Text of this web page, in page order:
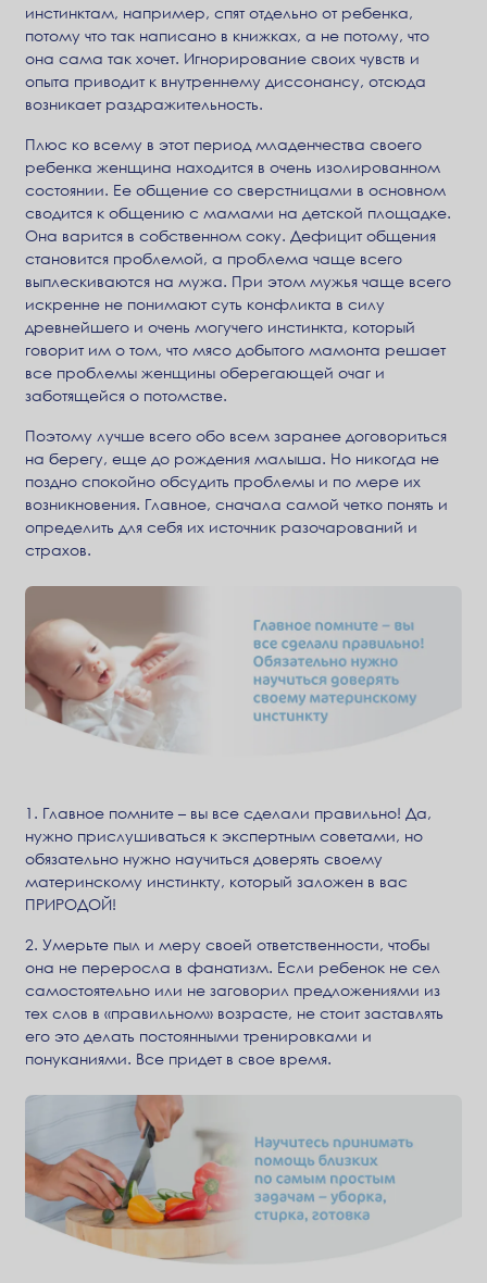
инстинктам, например, спят отдельно от ребенка,
потому что так написано в книжках, а не потому, что
она сама так хочет. Игнорирование своих чувств и
опыта приводит к внутреннему диссонансу, отсюда
возникает раздражительность.
Плюс ко всему в этот период младенчества своего
ребенка женщина находится в очень изолированном
состоянии. Ее общение со сверстницами в основном
сводится к общению с мамами на детской площадке.
Она варится в собственном соку. Дефицит общения
становится проблемой, а проблема чаще всего
выплескиваются на мужа. При этом мужья чаще всего
искренне не понимают суть конфликта в силу
древнейшего и очень могучего инстинкта, который
говорит им о том, что мясо добытого мамонта решает
все проблемы женщины оберегающей очаг и
заботящейся о потомстве.
Поэтому лучше всего обо всем заранее договориться
на берегу, еще до рождения малыша. Но никогда не
поздно спокойно обсудить проблемы и по мере их
возникновения. Главное, сначала самой четко понять и
определить для себя их источник разочарований и
страхов.
1. Главное помните – вы все сделали правильно! Да,
нужно прислушиваться к экспертным советами, но
обязательно нужно научиться доверять своему
материнскому инстинкту, который заложен в вас
ПРИРОДОЙ!
2. Умерьте пыл и меру своей ответственности, чтобы
она не переросла в фанатизм. Если ребенок не сел
самостоятельно или не заговорил предложениями из
тех слов в «правильном» возрасте, не стоит заставлять
его это делать постоянными тренировками и
понуканиями. Все придет в свое время.